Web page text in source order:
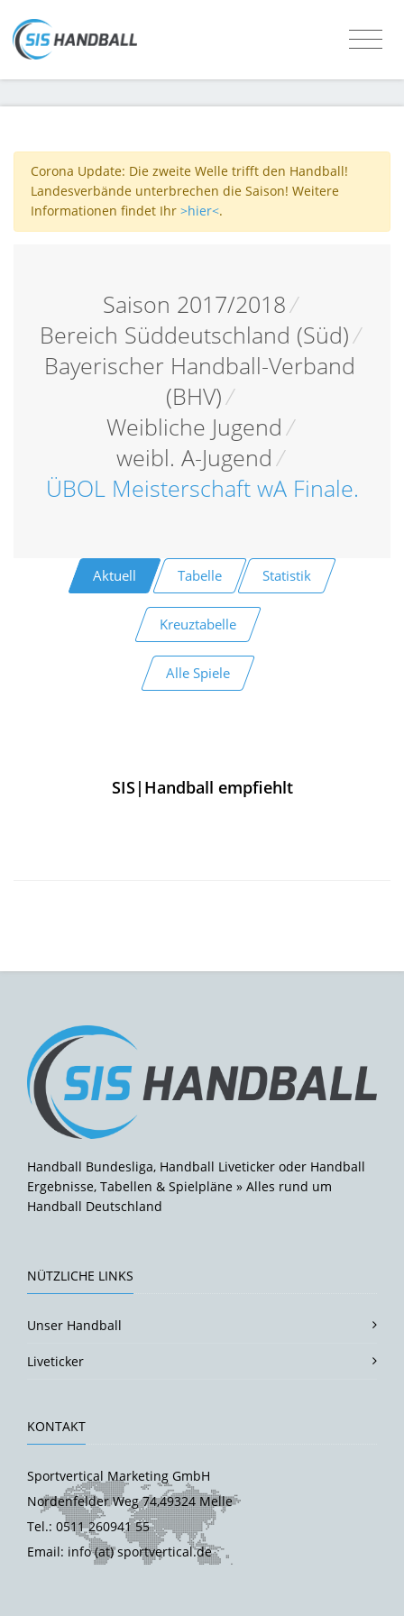
Corona Update: Die zweite Welle trifft den Handball!
Landesverbände unterbrechen die Saison! Weitere
Informationen findet Ihr >hier<.
Saison 2017/2018/
Bereich Süddeutschland (Süd)/
Bayerischer Handball-Verband
(BHV)/
Weibliche Jugend/
weibl. A-Jugend/
ÜBOL Meisterschaft wA Finale.
Aktuell Tabelle Statistik
Kreuztabelle
Alle Spiele
SIS|Handball empfiehlt
Handball Bundesliga, Handball Liveticker oder Handball
Ergebnisse, Tabellen & Spielpläne » Alles rund um
Handball Deutschland
NÜTZLICHE LINKS
Unser Handball
Liveticker
KONTAKT
Sportvertical Marketing GmbH
Nordenfelder Weg 74,49324 Melle
Tel.: 0511 260941 55
Email: info (at) sportvertical.de